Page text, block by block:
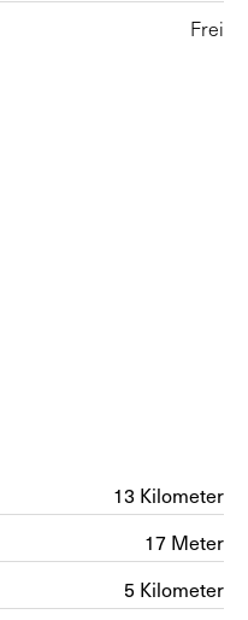
Frei
13 Kilometer
17 Meter
5 Kilometer